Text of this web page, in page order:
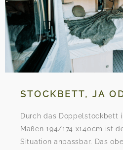
STOCKBETT, JA
Durch das Doppelstockbett
Maßen 194/174 x140cm ist
Situation anpassbar. Das